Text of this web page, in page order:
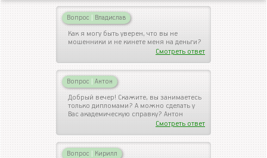
Вопрос | Владислав
Как я могу быть уверен, что вы не
мошенники и не кинете меня на деньги?
Смотреть ответ
Вопрос | Антон
Добрый вечер! Скажите, вы занимаетесь
только дипломами? А можно сделать у
Вас академическую справку? Антон
Смотреть ответ
Вопрос | Кирилл